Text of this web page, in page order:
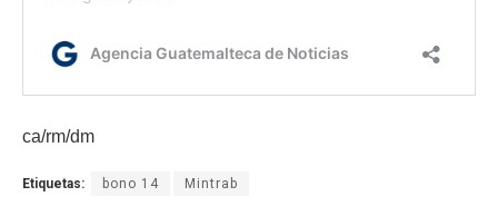
ca/rm/dm
Etiquetas: bono 14 Mintrab